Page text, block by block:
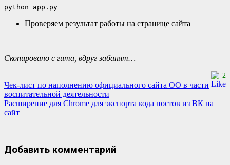
python app.py
Проверяем результат работы на странице сайта
Скопировано с гита, вдруг забанят…
2
Навигация
по
записям
Чек-лист по наполнению официального сайта ОО в части
воспитательной деятельности
Расширение для Chrome для экспорта кода постов из ВК на
сайт
Добавить комментарий